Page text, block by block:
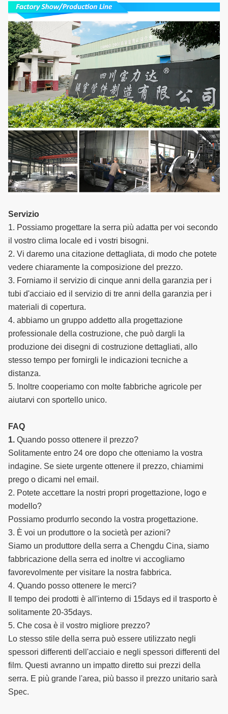
Servizio
1. Possiamo progettare la serra più adatta per voi secondo
il vostro clima locale ed i vostri bisogni.
2. Vi daremo una citazione dettagliata, di modo che potete
vedere chiaramente la composizione del prezzo.
3. Forniamo il servizio di cinque anni della garanzia per i
tubi d'acciaio ed il servizio di tre anni della garanzia per i
materiali di copertura.
4. abbiamo un gruppo addetto alla progettazione
professionale della costruzione, che può dargli la
produzione dei disegni di costruzione dettagliati, allo
stesso tempo per fornirgli le indicazioni tecniche a
distanza.
5. Inoltre cooperiamo con molte fabbriche agricole per
aiutarvi con sportello unico.
FAQ
1. Quando posso ottenere il prezzo?
Solitamente entro 24 ore dopo che otteniamo la vostra
indagine. Se siete urgente ottenere il prezzo, chiamimi
prego o dicami nel email.
2. Potete accettare la nostri propri progettazione, logo e
modello?
Possiamo produrrlo secondo la vostra progettazione.
3. È voi un produttore o la società per azioni?
Siamo un produttore della serra a Chengdu Cina, siamo
fabbricazione della serra ed inoltre vi accogliamo
favorevolmente per visitare la nostra fabbrica.
4. Quando posso ottenere le merci?
Il tempo dei prodotti è all'interno di 15days ed il trasporto è
solitamente 20-35days.
5. Che cosa è il vostro migliore prezzo?
Lo stesso stile della serra può essere utilizzato negli
spessori differenti dell'acciaio e negli spessori differenti del
film. Questi avranno un impatto diretto sui prezzi della
serra. E più grande l'area, più basso il prezzo unitario sarà
Spec.